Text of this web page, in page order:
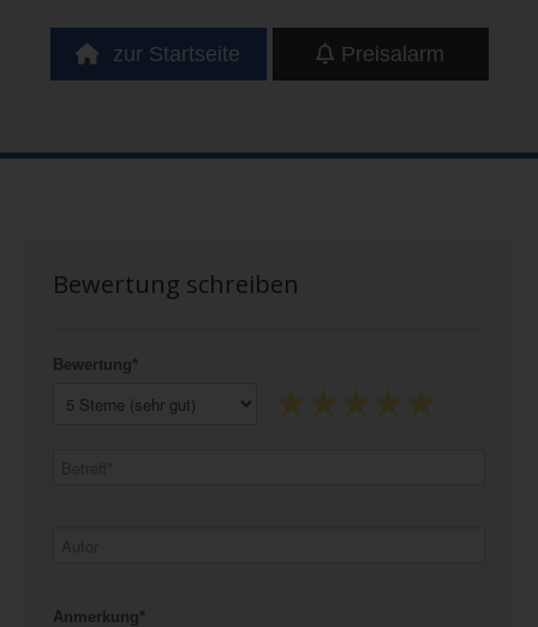
zur Startseite Preisalarm
Bewertung schreiben
Bewertung*
Anmerkung*